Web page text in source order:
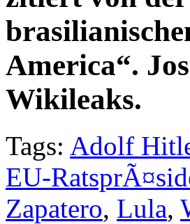
America“.
Wikileaks.
Tags: Adolf
EU-
Zapatero, Lula,